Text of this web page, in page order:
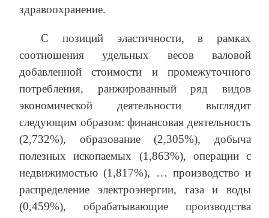
здравоохранение.
С позиций эластичности, в рамках
соотношения удельных весов валовой
добавленной стоимости и промежуточного
потребления, ранжированный ряд видов
экономической деятельности выглядит
следующим образом: финансовая деятельность
(2,732%), образование (2,305%), добыча
полезных ископаемых (1,863%), операции с
недвижимостью (1,817%), … производство и
распределение электроэнергии, газа и воды
(0,459%), обрабатывающие производства